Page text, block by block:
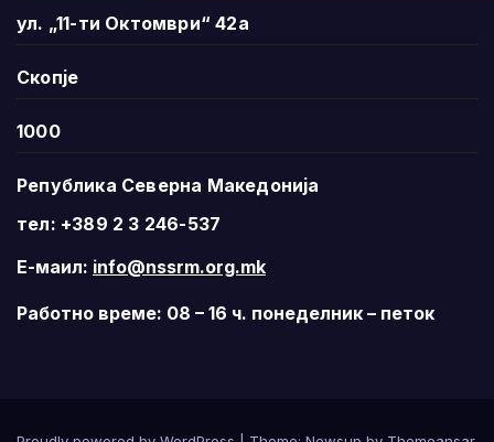
ул. „11-ти Октомври“ 42а
Скопје
1000
Република Северна Македонија
тел: +389 2 3 246-537
Е-маил: info@nssrm.org.mk
Работно време: 08 – 16 ч. понеделник – петок